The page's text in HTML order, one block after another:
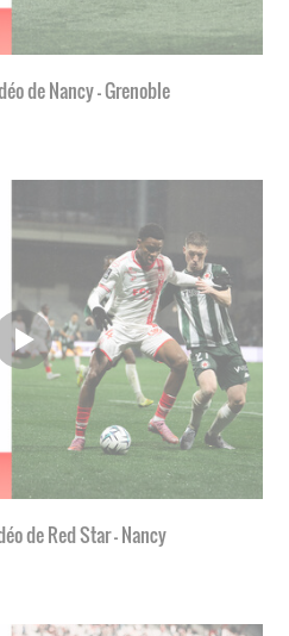
de Nancy - Grenoble
de Red Star - Nancy